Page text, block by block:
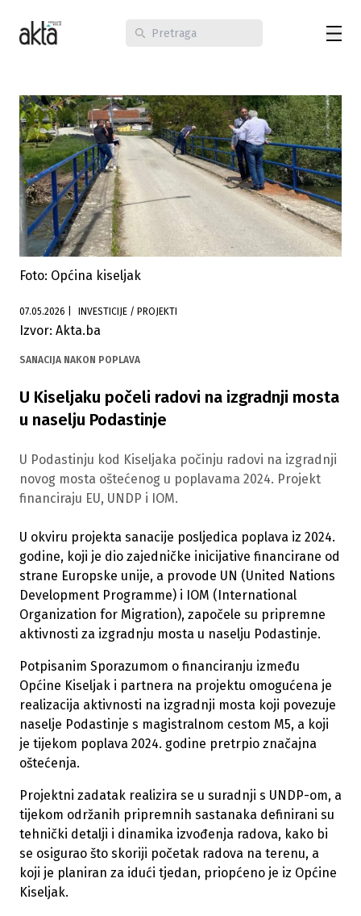
Foto: Općina kiseljak
07.05.2026 INVESTICIJE / PROJEKTI
Izvor: Akta.ba
SANACIJA NAKON POPLAVA
U Kiseljaku počeli radovi na izgradnji mosta
u naselju Podastinje
U Podastinju kod Kiseljaka počinju radovi na izgradnji
novog mosta oštećenog u poplavama 2024. Projekt
financiraju EU, UNDP i IOM.
U okviru projekta sanacije posljedica poplava iz 2024.
godine, koji je dio zajedničke inicijative financirane od
strane Europske unije, a provode UN (United Nations
Development Programme) i IOM (International
Organization for Migration), započele su pripremne
aktivnosti za izgradnju mosta u naselju Podastinje.
Potpisanim Sporazumom o financiranju između
Općine Kiseljak i partnera na projektu omogućena je
realizacija aktivnosti na izgradnji mosta koji povezuje
naselje Podastinje s magistralnom cestom M5, a koji
je tijekom poplava 2024. godine pretrpio značajna
oštećenja.
Projektni zadatak realizira se u suradnji s UNDP-om, a
tijekom održanih pripremnih sastanaka definirani su
tehnički detalji i dinamika izvođenja radova, kako bi
se osigurao što skoriji početak radova na terenu, a
koji je planiran za idući tjedan, priopćeno je iz Općine
Kiseljak.